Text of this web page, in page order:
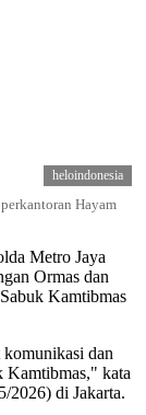
heloindonesia
Hayam
Metro Jaya
Ormas dan
Kamtibmas
dan
Kamtibmas," kata
2026) di Jakarta.